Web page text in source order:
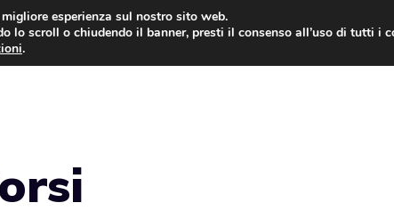
esperienza sul nostro sito web.
lo scroll o chiudendo il banner, presti il consenso all’uso di tutti
.